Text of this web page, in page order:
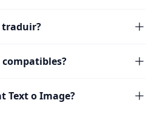
traduir?
Text o Image?